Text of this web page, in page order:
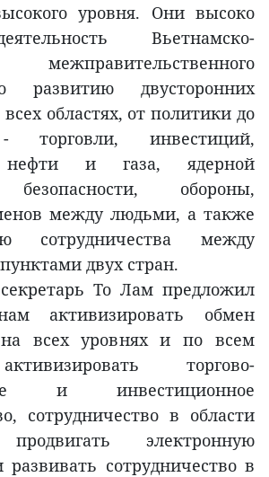
уровня. Они высоко
Вьетнамско-
межправительственного
развитию двусторонних
областях, от политики до
торговли, инвестиций,
нефти и газа, ядерной
безопасности, обороны,
между людьми, а также
сотрудничества между
двух стран.
То Лам предложил
активизировать обмен
на всех уровнях и по всем
торгово-
и инвестиционное
сотрудничество в области
продвигать электронную
сотрудничество в